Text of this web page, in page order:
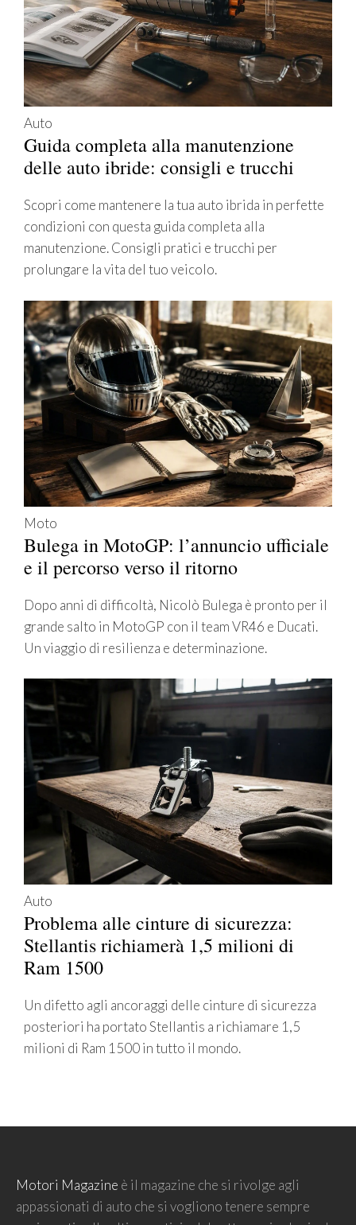
Auto
Guida completa alla manutenzione
delle auto ibride: consigli e trucchi
Scopri come mantenere la tua auto ibrida in perfette
condizioni con questa guida completa alla
manutenzione. Consigli pratici e trucchi per
prolungare la vita del tuo veicolo.
Moto
Bulega in MotoGP: l’annuncio ufficiale
e il percorso verso il ritorno
Dopo anni di difficoltà, Nicolò Bulega è pronto per il
grande salto in MotoGP con il team VR46 e Ducati.
Un viaggio di resilienza e determinazione.
Auto
Problema alle cinture di sicurezza:
Stellantis richiamerà 1,5 milioni di
Ram 1500
Un difetto agli ancoraggi delle cinture di sicurezza
posteriori ha portato Stellantis a richiamare 1,5
milioni di Ram 1500 in tutto il mondo.
Motori Magazine è il magazine che si rivolge agli
appassionati di auto che si vogliono tenere sempre